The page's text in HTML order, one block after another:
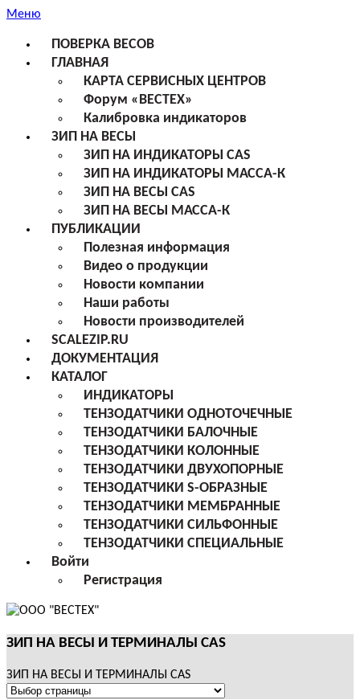
Меню
ПОВЕРКА ВЕСОВ
ГЛАВНАЯ
КАРТА СЕРВИСНЫХ ЦЕНТРОВ
Форум «ВЕСТЕХ»
Калибровка индикаторов
ЗИП НА ВЕСЫ
ЗИП НА ИНДИКАТОРЫ CAS
ЗИП НА ИНДИКАТОРЫ МАССА-К
ЗИП НА ВЕСЫ CAS
ЗИП НА ВЕСЫ МАССА-К
ПУБЛИКАЦИИ
Полезная информация
Видео о продукции
Новости компании
Наши работы
Новости производителей
SCALEZIP.RU
ДОКУМЕНТАЦИЯ
КАТАЛОГ
ИНДИКАТОРЫ
ТЕНЗОДАТЧИКИ ОДНОТОЧЕЧНЫЕ
ТЕНЗОДАТЧИКИ БАЛОЧНЫЕ
ТЕНЗОДАТЧИКИ КОЛОННЫЕ
ТЕНЗОДАТЧИКИ ДВУХОПОРНЫЕ
ТЕНЗОДАТЧИКИ S-ОБРАЗНЫЕ
ТЕНЗОДАТЧИКИ МЕМБРАННЫЕ
ТЕНЗОДАТЧИКИ СИЛЬФОННЫЕ
ТЕНЗОДАТЧИКИ СПЕЦИАЛЬНЫЕ
Войти
Регистрация
ЗИП НА ВЕСЫ И ТЕРМИНАЛЫ CAS
ЗИП НА ВЕСЫ И ТЕРМИНАЛЫ CAS